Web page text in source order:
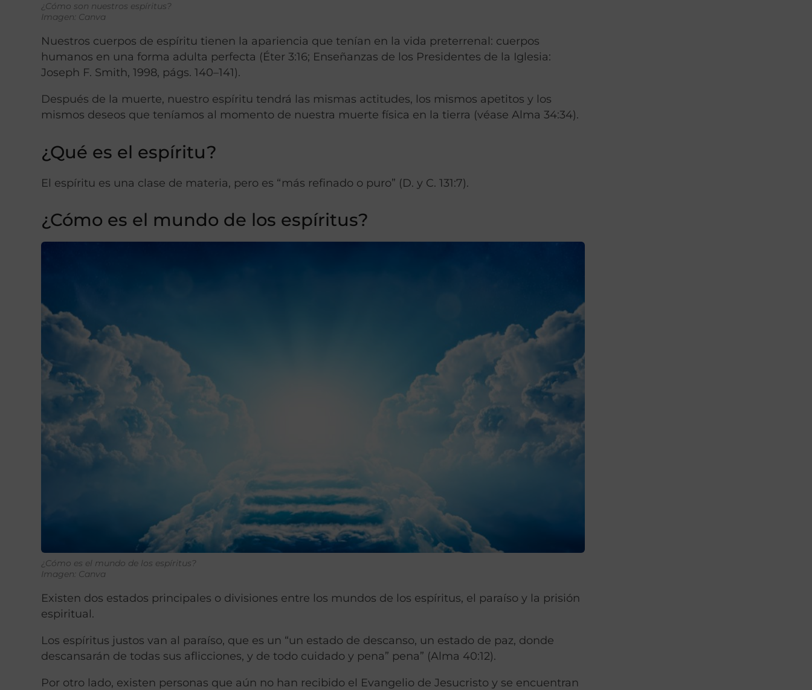
¿Cómo son nuestros espíritus?
Imagen: Canva
Nuestros cuerpos de espíritu tienen la apariencia que tenían en la vida preterrenal: cuerpos
humanos en una forma adulta perfecta (Éter 3:16; Enseñanzas de los Presidentes de la Iglesia:
Joseph F. Smith, 1998, págs. 140–141).
Después de la muerte, nuestro espíritu tendrá las mismas actitudes, los mismos apetitos y los
mismos deseos que teníamos al momento de nuestra muerte física en la tierra (véase Alma 34:34).
¿Qué es el espíritu?
El espíritu es una clase de materia, pero es “más refinado o puro” (D. y C. 131:7).
¿Cómo es el mundo de los espíritus?
¿Cómo es el mundo de los espíritus?
Imagen: Canva
Existen dos estados principales o divisiones entre los mundos de los espíritus, el paraíso y la prisión
espiritual.
Los espíritus justos van al paraíso, que es un “un estado de descanso, un estado de paz, donde
descansarán de todas sus aflicciones, y de todo cuidado y pena” pena” (Alma 40:12).
Por otro lado, existen personas que aún no han recibido el Evangelio de Jesucristo y se encuentran